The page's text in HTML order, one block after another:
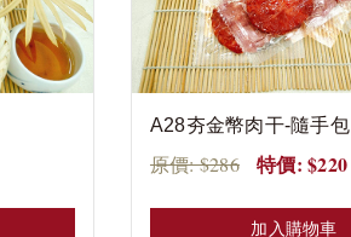
A28夯金幣肉干-隨手包
原價: $286 特價: $220
加入購物車